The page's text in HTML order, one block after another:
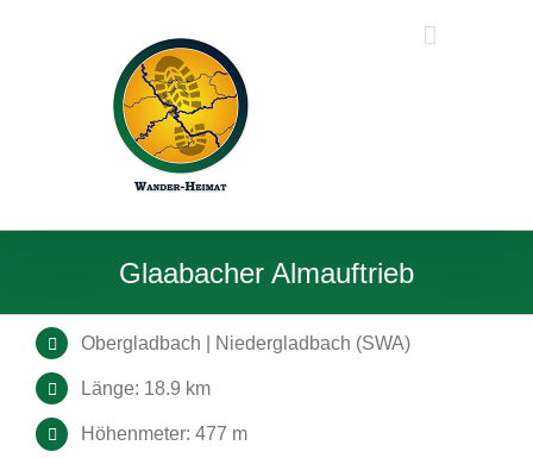
Glaabacher Almauftrieb
Obergladbach | Niedergladbach (SWA)
Länge: 18.9 km
Höhenmeter: 477 m